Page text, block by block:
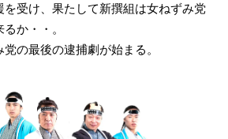
を受け、果たして新撰組は女ねずみ党
か・・。
の最後の逮捕劇が始まる。